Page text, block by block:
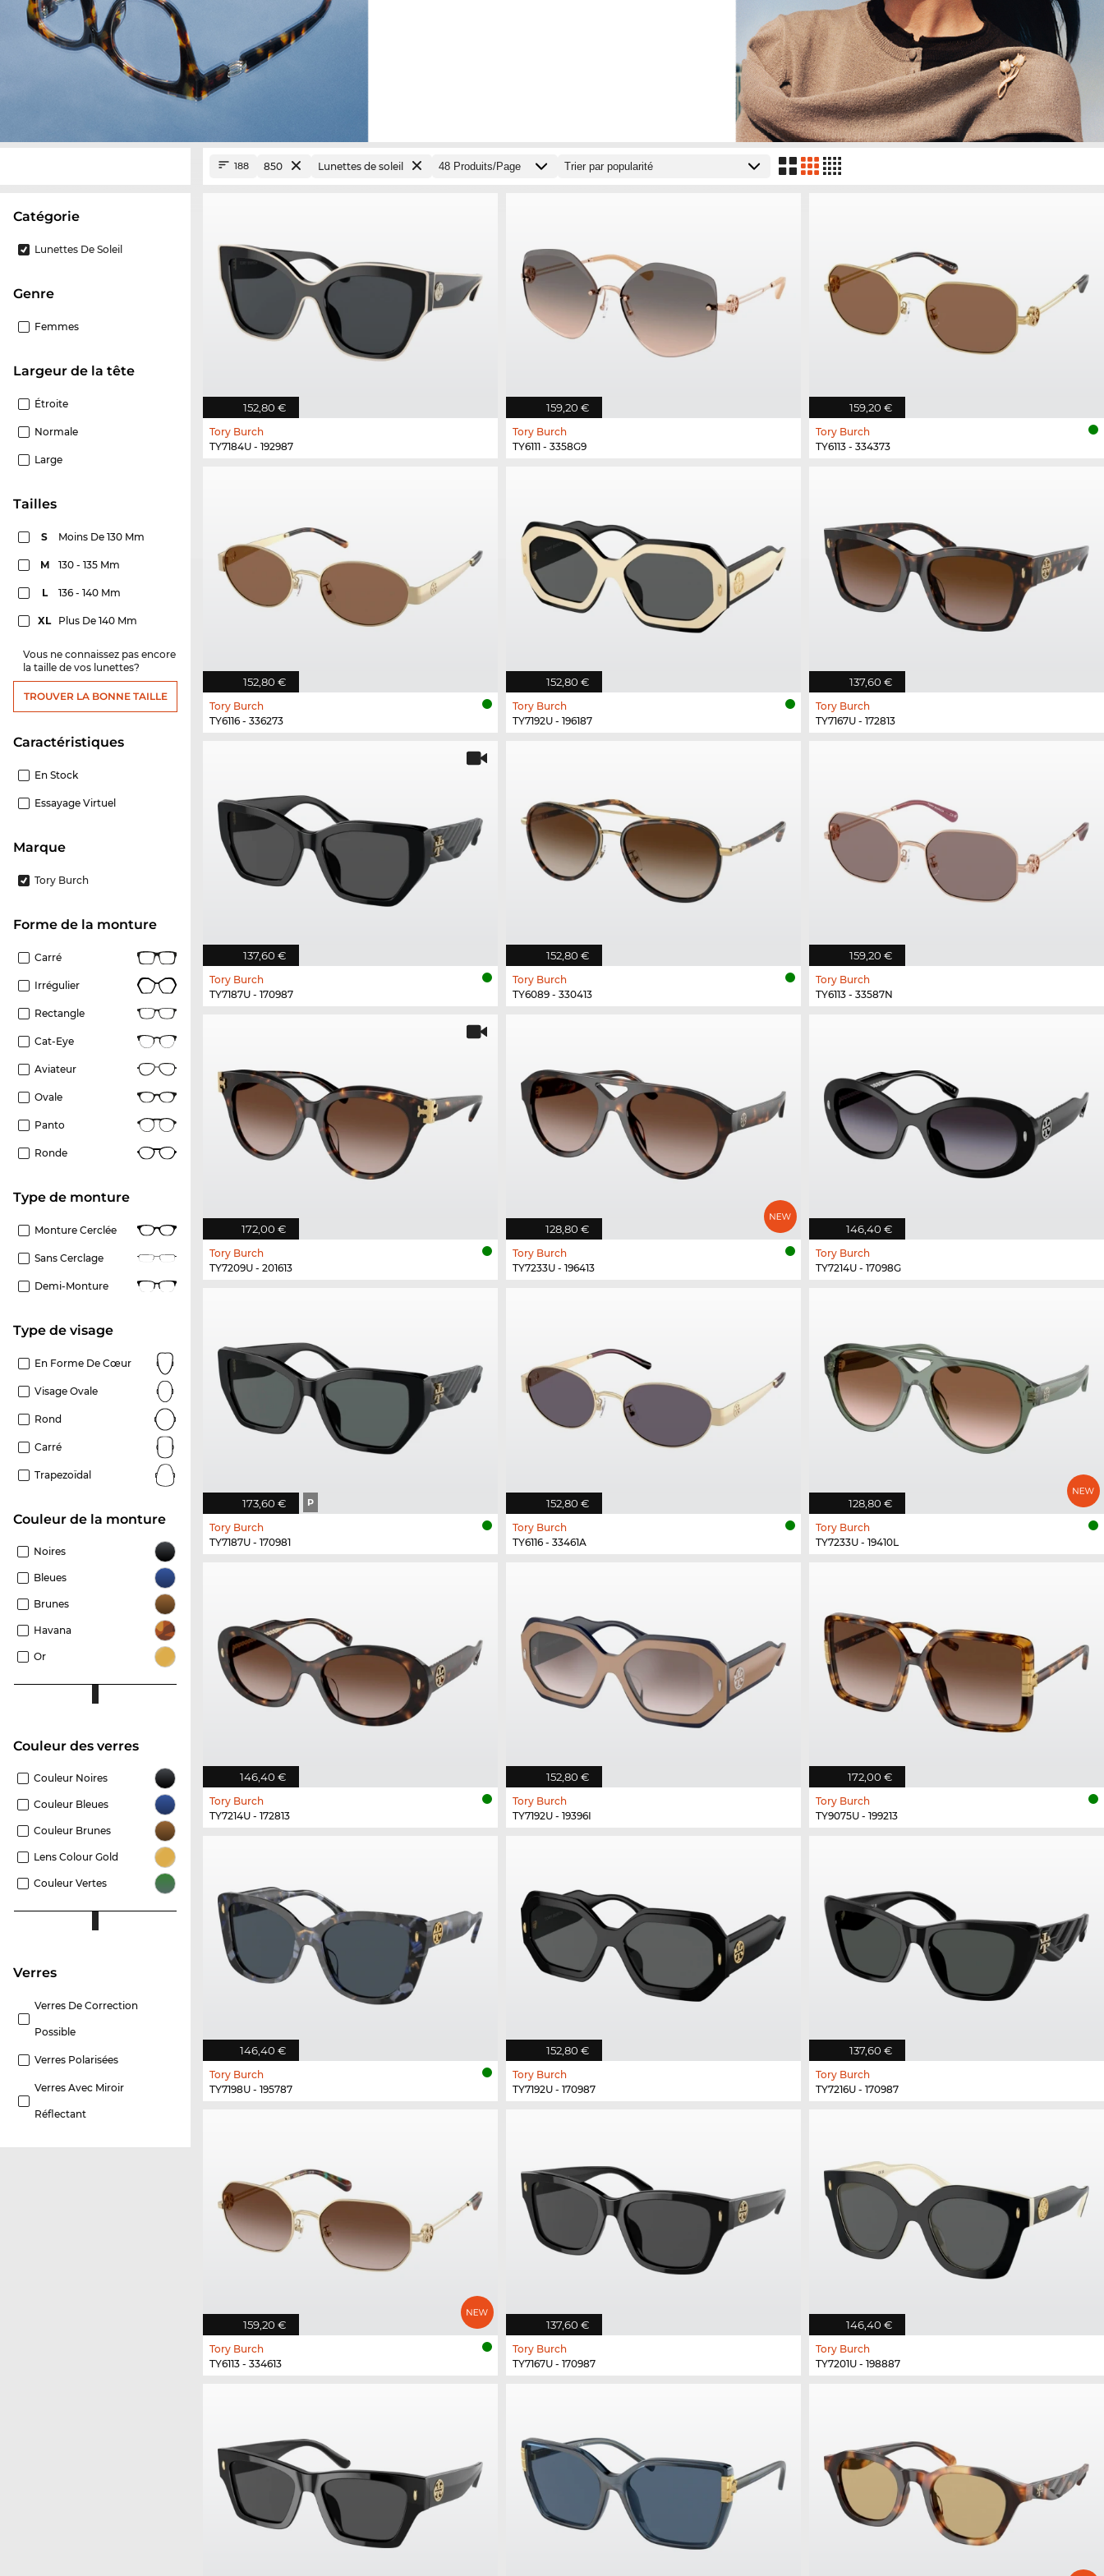
Catégorie
Lunettes De Soleil
Genre
Femmes
Largeur de la tête
Étroite
Normale
Large
Tailles
S Moins De 130 Mm
M 130 - 135 Mm
L 136 - 140 Mm
XL Plus De 140 Mm
Vous ne connaissez pas encore
la taille de vos lunettes?
TROUVER LA BONNE TAILLE
Caractéristiques
En Stock
Essayage Virtuel
Marque
Tory Burch
Forme de la monture
Carré
Irrégulier
Rectangle
Cat-Eye
Aviateur
Ovale
Panto
Ronde
Type de monture
Monture Cerclée
Sans Cerclage
Demi-Monture
Type de visage
En Forme De Cœur
Visage Ovale
Rond
Carré
Trapezoïdal
Couleur de la monture
Noires
Bleues
Brunes
Havana
Or
Couleur des verres
Couleur Noires
Couleur Bleues
Couleur Brunes
Lens Colour Gold
Couleur Vertes
Verres
Verres De Correction
Possible
Verres Polarisées
Verres Avec Miroir
Réflectant
188 850 Lunettes de soleil
152,80 €
Tory Burch
TY7184U - 192987
159,20 €
Tory Burch
TY6111 - 3358G9
159,20 €
Tory Burch
TY6113 - 334373
152,80 €
Tory Burch
TY6116 - 336273
152,80 €
Tory Burch
TY7192U - 196187
137,60 €
Tory Burch
TY7167U - 172813
137,60 €
Tory Burch
TY7187U - 170987
152,80 €
Tory Burch
TY6089 - 330413
159,20 €
Tory Burch
TY6113 - 33587N
172,00 €
Tory Burch
TY7209U - 201613
128,80 €
Tory Burch
TY7233U - 196413
146,40 €
Tory Burch
TY7214U - 17098G
173,60 € P
Tory Burch
TY7187U - 170981
152,80 €
Tory Burch
TY6116 - 33461A
128,80 €
Tory Burch
TY7233U - 19410L
146,40 €
Tory Burch
TY7214U - 172813
152,80 €
Tory Burch
TY7192U - 19396I
172,00 €
Tory Burch
TY9075U - 199213
146,40 €
Tory Burch
TY7198U - 195787
152,80 €
Tory Burch
TY7192U - 170987
137,60 €
Tory Burch
TY7216U - 170987
159,20 €
Tory Burch
TY6113 - 334613
137,60 €
Tory Burch
TY7167U - 170987
146,40 €
Tory Burch
TY7201U - 198887